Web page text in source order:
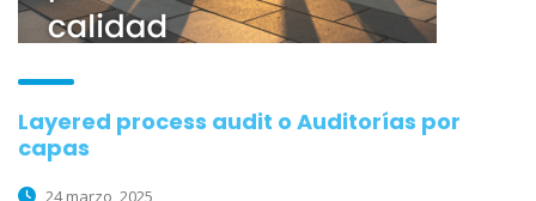
Layered process audit o Auditorías por
capas
24 marzo, 2025